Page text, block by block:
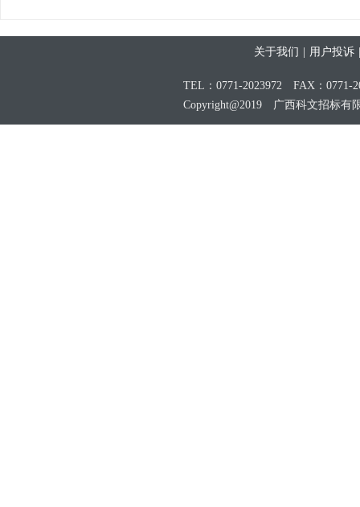
关于我们 用户投诉
TEL：0771-2023972 FAX：0771-
Copyright@2019 广西科文招标